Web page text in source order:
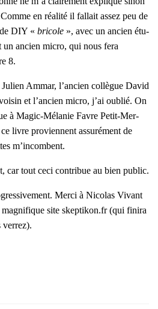
en réa­li­té il fal­lait assez peu de
DIY « bri­cole », avec un ancien étu­
ancien micro, qui nous fera
8.
Julien Ammar, l’an­cien col­lègue David
et l’an­cien micro, j’ai oublié. On
à Magic-Méla­nie Favre Petit-Mer­
livre pro­viennent assu­ré­ment de
m’in­combent.
car tout ceci contri­bue au bien public.
Mer­ci à Nico­las Vivant
site skeptikon.fr (qui fini­ra
ver­rez).